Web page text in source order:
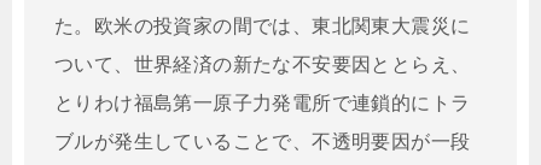
た。欧米の投資家の間では、東北関東大震災に
ついて、世界経済の新たな不安要因ととらえ、
とりわけ福島第一原子力発電所で連鎖的にトラ
ブルが発生していることで、不透明要因が一段